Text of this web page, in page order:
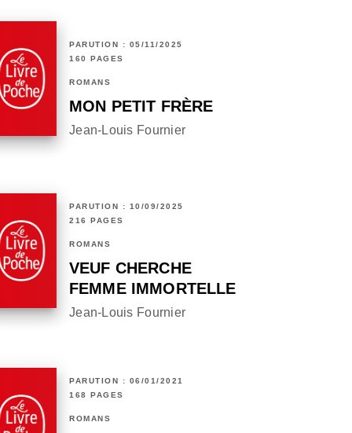
PARUTION : 05/11/2025
160 PAGES
ROMANS
MON PETIT FRÈRE
Jean-Louis Fournier
PARUTION : 10/09/2025
216 PAGES
ROMANS
VEUF CHERCHE
FEMME IMMORTELLE
Jean-Louis Fournier
PARUTION : 06/01/2021
168 PAGES
ROMANS